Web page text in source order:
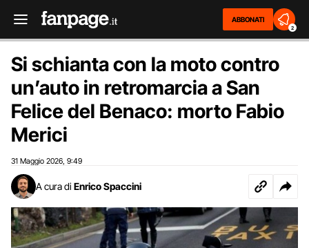
ABBONATI
2
Si schianta con la moto contro
un’auto in retromarcia a San
Felice del Benaco: morto Fabio
Merici
31 Maggio 2026 9:49
A cura di Enrico Spaccini